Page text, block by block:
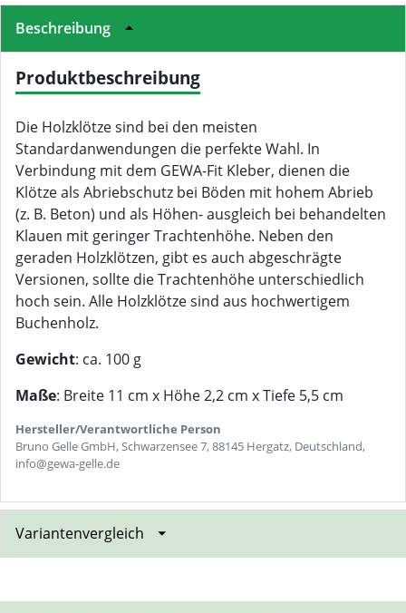
Beschreibung
Produktbeschreibung
Die Holzklötze sind bei den meisten
Standardanwendungen die perfekte Wahl. In
Verbindung mit dem GEWA-Fit Kleber, dienen die
Klötze als Abriebschutz bei Böden mit hohem Abrieb
(z. B. Beton) und als Höhen- ausgleich bei behandelten
Klauen mit geringer Trachtenhöhe. Neben den
geraden Holzklötzen, gibt es auch abgeschrägte
Versionen, sollte die Trachtenhöhe unterschiedlich
hoch sein. Alle Holzklötze sind aus hochwertigem
Buchenholz.
Gewicht: ca. 100 g
Maße: Breite 11 cm x Höhe 2,2 cm x Tiefe 5,5 cm
Hersteller/Verantwortliche Person
Bruno Gelle GmbH, Schwarzensee 7, 88145 Hergatz, Deutschland,
info@gewa-gelle.de
Variantenvergleich